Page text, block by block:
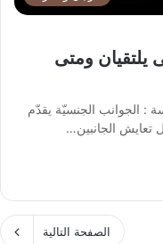
يلتقيان ومتى
: الجوانب الجنسيّة يقدّم
الصفحة التالية